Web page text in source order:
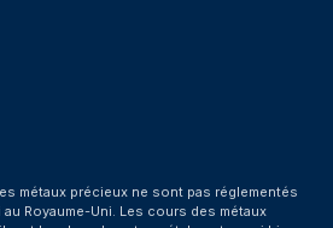
métaux précieux ne sont pas réglementés
Royaume-Uni. Les cours des métaux